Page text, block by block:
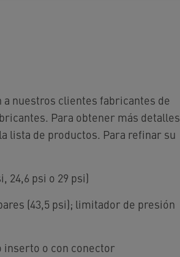
nuestros clientes fabricantes de
Para obtener más detalles
lista de productos. Para refinar su
24,6 psi o 29 psi)
(43,5 psi); limitador de presión
inserto o con conector